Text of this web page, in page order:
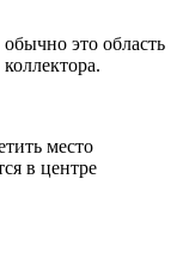
это область
место
в центре